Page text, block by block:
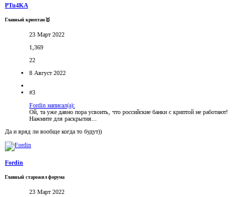
PTu4KA
Главный криптан🥇
23 Март 2022
1,369
22
8 Август 2022
#3
Fordin написал(а):
Ой, та уже давно пора усвоить, что российские банки с криптой не работают!
Нажмите для раскрытия...
Да и вряд ли вообще когда то будут))
Fordin
Главный старожил форума
23 Март 2022